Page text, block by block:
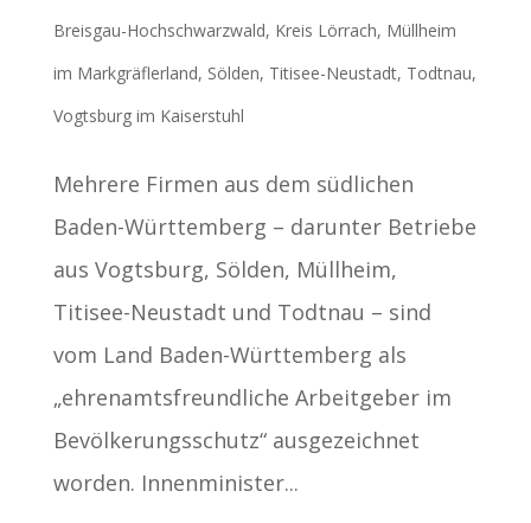
Breisgau-Hochschwarzwald, Kreis Lörrach, Müllheim
im Markgräflerland, Sölden, Titisee-Neustadt, Todtnau,
Vogtsburg im Kaiserstuhl
Mehrere Firmen aus dem südlichen
Baden-Württemberg – darunter Betriebe
aus Vogtsburg, Sölden, Müllheim,
Titisee-Neustadt und Todtnau – sind
vom Land Baden-Württemberg als
„ehrenamtsfreundliche Arbeitgeber im
Bevölkerungsschutz“ ausgezeichnet
worden. Innenminister...